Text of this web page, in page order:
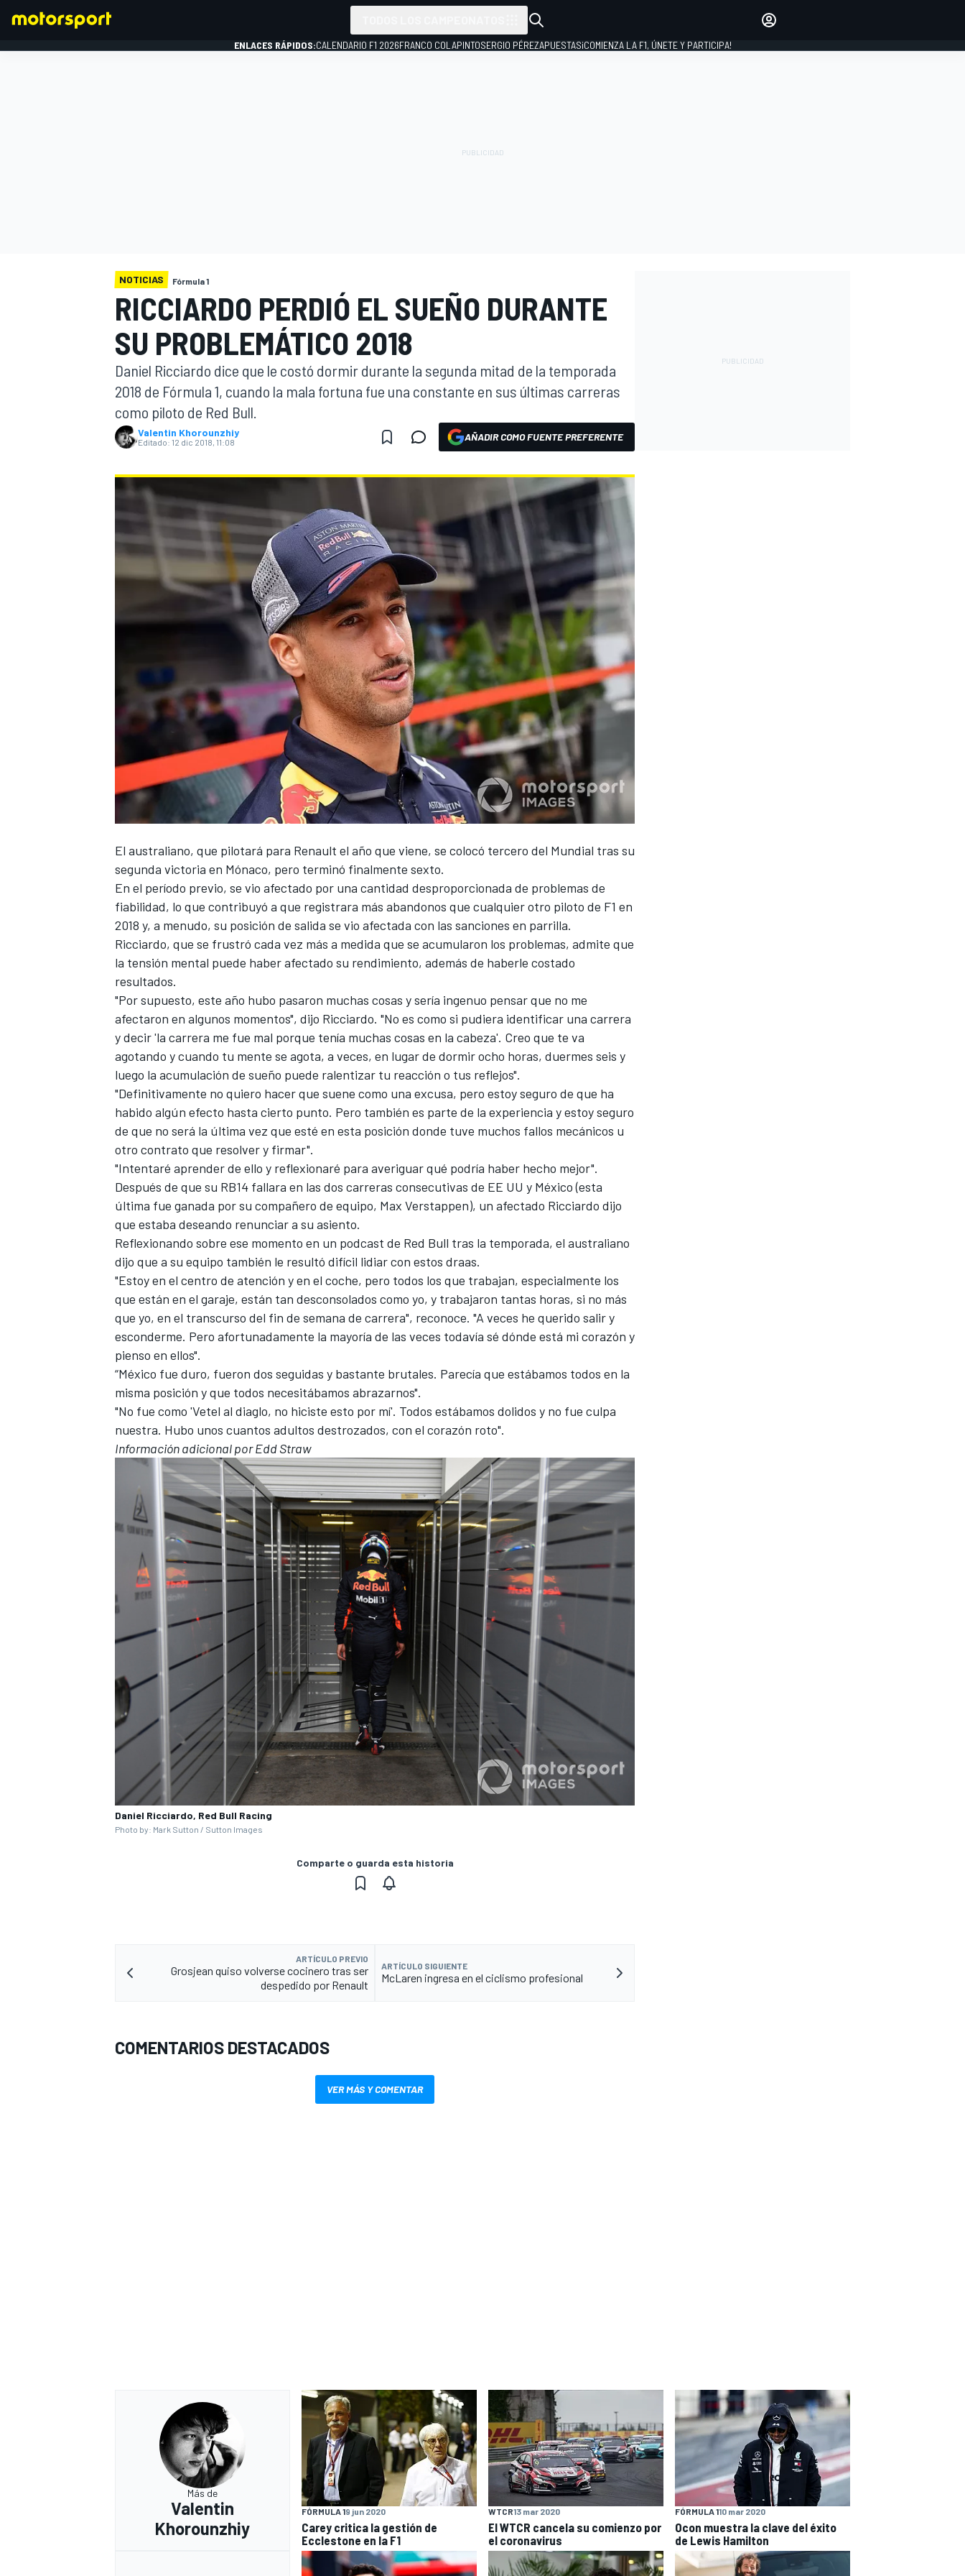
INDYCAR
MOTOGP
NASCAR CUP
FÓRMULA E
WRC
MÁS CATEGORÍAS
INICIAR SESIÓN
ENLACES RÁPIDOS:CALENDARIO F1 2026FRANCO COLAPINTOSERGIO PÉREZAPUESTAS¡COMIENZA LA F1, ÚNETE Y PARTICIPA!
NOTICIAS Fórmula 1
RICCIARDO PERDIÓ EL SUEÑO DURANTE
SU PROBLEMÁTICO 2018
Daniel Ricciardo dice que le costó dormir durante la segunda mitad de la temporada
2018 de Fórmula 1, cuando la mala fortuna fue una constante en sus últimas carreras
como piloto de Red Bull.
Valentin Khorounzhiy
Editado: 12 dic 2018, 11:08 AÑADIR COMO FUENTE PREFERENTE
El australiano, que pilotará para Renault el año que viene, se colocó tercero del Mundial tras su
segunda victoria en Mónaco, pero terminó finalmente sexto.
En el período previo, se vio afectado por una cantidad desproporcionada de problemas de
fiabilidad, lo que contribuyó a que registrara más abandonos que cualquier otro piloto de F1 en
2018 y, a menudo, su posición de salida se vio afectada con las sanciones en parrilla.
Ricciardo, que se frustró cada vez más a medida que se acumularon los problemas, admite que
la tensión mental puede haber afectado su rendimiento, además de haberle costado
resultados.
"Por supuesto, este año hubo pasaron muchas cosas y sería ingenuo pensar que no me
afectaron en algunos momentos", dijo Ricciardo. "No es como si pudiera identificar una carrera
y decir 'la carrera me fue mal porque tenía muchas cosas en la cabeza'. Creo que te va
agotando y cuando tu mente se agota, a veces, en lugar de dormir ocho horas, duermes seis y
luego la acumulación de sueño puede ralentizar tu reacción o tus reflejos".
"Definitivamente no quiero hacer que suene como una excusa, pero estoy seguro de que ha
habido algún efecto hasta cierto punto. Pero también es parte de la experiencia y estoy seguro
de que no será la última vez que esté en esta posición donde tuve muchos fallos mecánicos u
otro contrato que resolver y firmar".
"Intentaré aprender de ello y reflexionaré para averiguar qué podría haber hecho mejor".
Después de que su RB14 fallara en las dos carreras consecutivas de EE UU y México (esta
última fue ganada por su compañero de equipo, Max Verstappen), un afectado Ricciardo dijo
que estaba deseando renunciar a su asiento.
Reflexionando sobre ese momento en un podcast de Red Bull tras la temporada, el australiano
dijo que a su equipo también le resultó difícil lidiar con estos draas.
"Estoy en el centro de atención y en el coche, pero todos los que trabajan, especialmente los
que están en el garaje, están tan desconsolados como yo, y trabajaron tantas horas, si no más
que yo, en el transcurso del fin de semana de carrera", reconoce. "A veces he querido salir y
esconderme. Pero afortunadamente la mayoría de las veces todavía sé dónde está mi corazón y
pienso en ellos".
“México fue duro, fueron dos seguidas y bastante brutales. Parecía que estábamos todos en la
misma posición y que todos necesitábamos abrazarnos".
"No fue como 'Vetel al diaglo, no hiciste esto por mí'. Todos estábamos dolidos y no fue culpa
nuestra. Hubo unos cuantos adultos destrozados, con el corazón roto".
Información adicional por Edd Straw
Daniel Ricciardo, Red Bull Racing
Photo by: Mark Sutton / Sutton Images
Comparte o guarda esta historia
ARTÍCULO PREVIO
Grosjean quiso volverse cocinero tras ser
despedido por Renault
ARTÍCULO SIGUIENTE
McLaren ingresa en el ciclismo profesional
COMENTARIOS DESTACADOS
VER MÁS Y COMENTAR
Más de
Valentin
Khorounzhiy
FÓRMULA 19 jun 2020
Carey critica la gestión de
Ecclestone en la F1
WTCR13 mar 2020
El WTCR cancela su comienzo por
el coronavirus
FÓRMULA 110 mar 2020
Ocon muestra la clave del éxito
de Lewis Hamilton